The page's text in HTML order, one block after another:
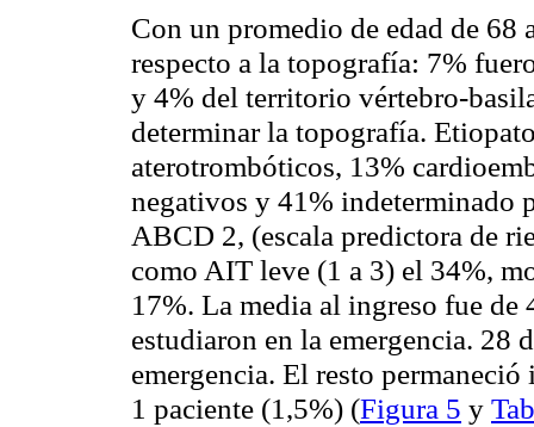
Con un promedio de edad de 68
respecto a la topografía: 7%
y 4% del territorio vértebro-
determinar la topografía.
aterotrombóticos, 13%
negativos y 41% indeterminado
ABCD 2, (escala predictora de
como AIT leve (1 a 3) el 34%,
17%. La media al ingreso fue de
estudiaron en la emergencia. 28
emergencia. El resto
1 paciente (1,5%) (Figura 5 y